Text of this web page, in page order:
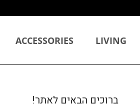
LIVING
ACCESSORIES
ברוכים הבאים לאתר!